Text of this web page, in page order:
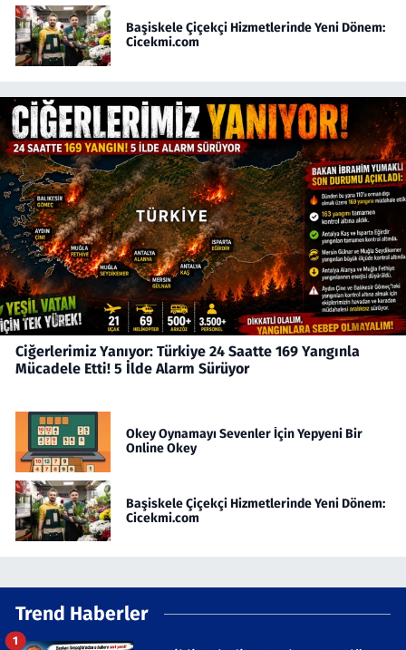
Başiskele Çiçekçi Hizmetlerinde Yeni Dönem:
Cicekmi.com
Ciğerlerimiz Yanıyor: Türkiye 24 Saatte 169 Yangınla
Mücadele Etti! 5 İlde Alarm Sürüyor
Okey Oynamayı Sevenler İçin Yepyeni Bir
Online Okey
Başiskele Çiçekçi Hizmetlerinde Yeni Dönem:
Cicekmi.com
Trend Haberler
1